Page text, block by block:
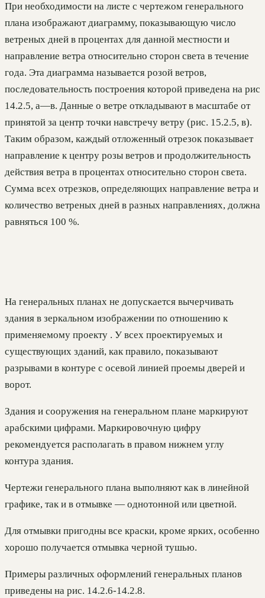
При необходимости на листе с чертежом генерального
плана изображают диаграмму, показывающую число
ветреных дней в процентах для данной местности и
направление ветра относительно сторон света в течение
года. Эта диаграмма называется розой ветров,
последовательность построения которой приведена на рис
14.2.5, а—в. Данные о ветре откладывают в масштабе от
принятой за центр точки навстречу ветру (рис. 15.2.5, в).
Таким образом, каждый отложенный отрезок показывает
направление к центру розы ветров и продолжительность
действия ветра в процентах относительно сторон света.
Сумма всех отрезков, определяющих направление ветра и
количество ветреных дней в разных направлениях, должна
равняться 100 %.
На генеральных планах не допускается вычерчивать
здания в зеркальном изображении по отношению к
применяемому проекту . У всех проектируемых и
существующих зданий, как правило, показывают
разрывами в контуре с осевой линией проемы дверей и
ворот.
Здания и сооружения на генеральном плане маркируют
арабскими цифрами. Маркировочную цифру
рекомендуется располагать в правом нижнем углу
контура здания.
Чертежи генерального плана выполняют как в линейной
графике, так и в отмывке — однотонной или цветной.
Для отмывки пригодны все краски, кроме ярких, особенно
хорошо получается отмывка черной тушью.
Примеры различных оформлений генеральных планов
приведены на рис. 14.2.6-14.2.8.